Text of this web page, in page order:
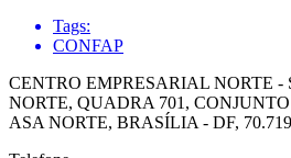
Tags:
CONFAP
CENTRO EMPRESARIAL NORTE
NORTE, QUADRA 701,
ASA NORTE, BRASÍLIA - DF,